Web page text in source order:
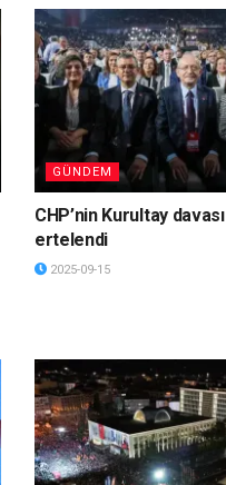
GÜNDEM
CHP’nin Kurultay davası
ertelendi
2025-09-15